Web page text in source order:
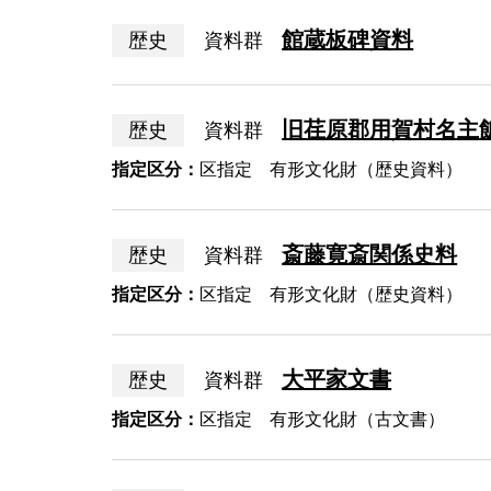
歴史 資料群 館蔵板碑資料
歴史 資料群 旧荏原郡用賀村名主
指定区分： 区指定 有形文化財（歴史資料）
歴史 資料群 斎藤寛斎関係史料
指定区分： 区指定 有形文化財（歴史資料）
歴史 資料群 大平家文書
指定区分： 区指定 有形文化財（古文書）